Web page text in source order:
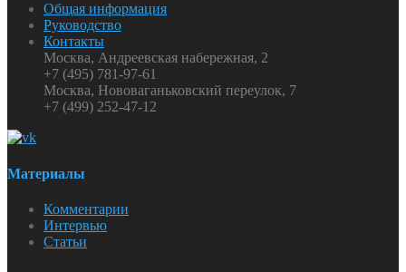
Общая информация
Руководство
Контакты
Москва, Андреевская набережная, 2
+7 (495) 781-97-61
Москва, Нововаганьковский переулок, 7
+7 (499) 252-47-12
Материалы
Комментарии
Интервью
Статьи